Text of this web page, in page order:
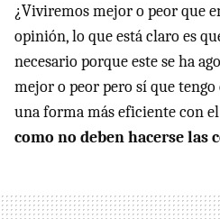
¿Viviremos mejor o peor que
opinión, lo que está claro es
necesario porque este se ha
mejor o peor pero sí que
una forma más eficiente con
como no deben hacerse las